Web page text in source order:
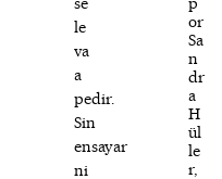
le
va
a
pedir.
Sin
ensayar
ni
or
Sa
n
dr
a
H
ül
le
r,